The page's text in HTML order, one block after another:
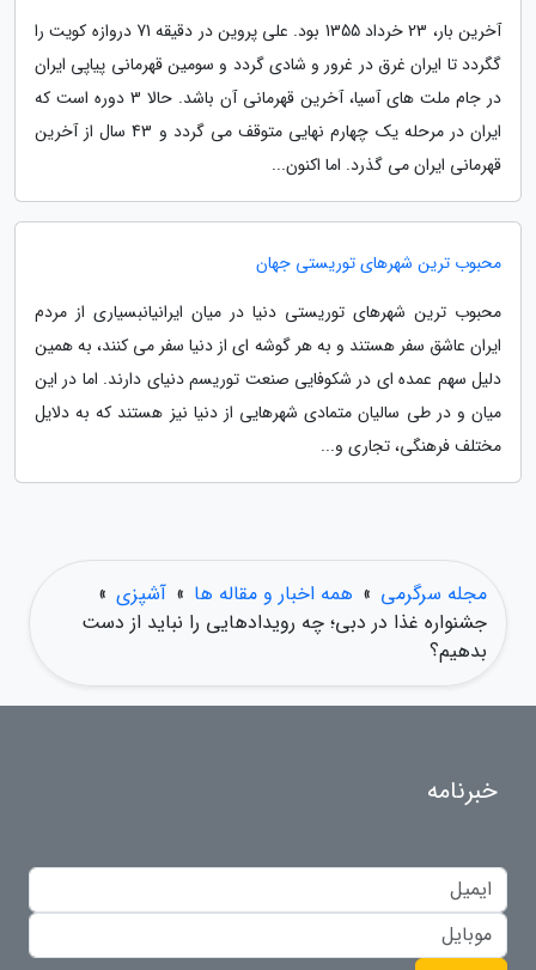
آخرین بار، 23 خرداد 1355 بود. علی پروین در دقیقه 71 دروازه کویت را
گگردد تا ایران غرق در غرور و شادی گردد و سومین قهرمانی پیاپی ایران
در جام ملت های آسیا، آخرین قهرمانی آن باشد. حالا 3 دوره است که
ایران در مرحله یک چهارم نهایی متوقف می گردد و 43 سال از آخرین
قهرمانی ایران می گذرد. اما اکنون...
محبوب ترین شهرهای توریستی جهان
محبوب ترین شهرهای توریستی دنیا در میان ایرانیانبسیاری از مردم
ایران عاشق سفر هستند و به هر گوشه ای از دنیا سفر می کنند، به همین
دلیل سهم عمده ای در شکوفایی صنعت توریسم دنیای دارند. اما در این
میان و در طی سالیان متمادی شهرهایی از دنیا نیز هستند که به دلایل
مختلف فرهنگی، تجاری و...
مجله سرگرمی » همه اخبار و مقاله ها » آشپزی »
جشنواره غذا در دبی؛ چه رویدادهایی را نباید از دست
بدهیم؟
خبرنامه